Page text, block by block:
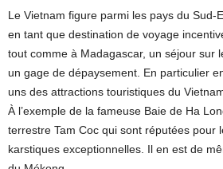
Le Vietnam figure parmi les pays du Sud-
en tant que destination de voyage
tout comme à Madagascar, un séjour sur
un gage de dépaysement. En particulier
uns des attractions touristiques du
À l’exemple de la fameuse Baie de Ha
terrestre Tam Coc qui sont réputées pour
karstiques exceptionnelles. Il en est de